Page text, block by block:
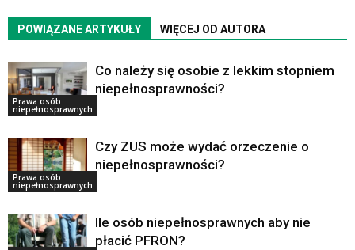
POWIĄZANE ARTYKUŁY WIĘCEJ OD AUTORA
Prawa osób
niepełnosprawnych
Co należy się osobie z lekkim stopniem
niepełnosprawności?
Prawa osób
niepełnosprawnych
Czy ZUS może wydać orzeczenie o
niepełnosprawności?
Ile osób niepełnosprawnych aby nie
płacić PFRON?